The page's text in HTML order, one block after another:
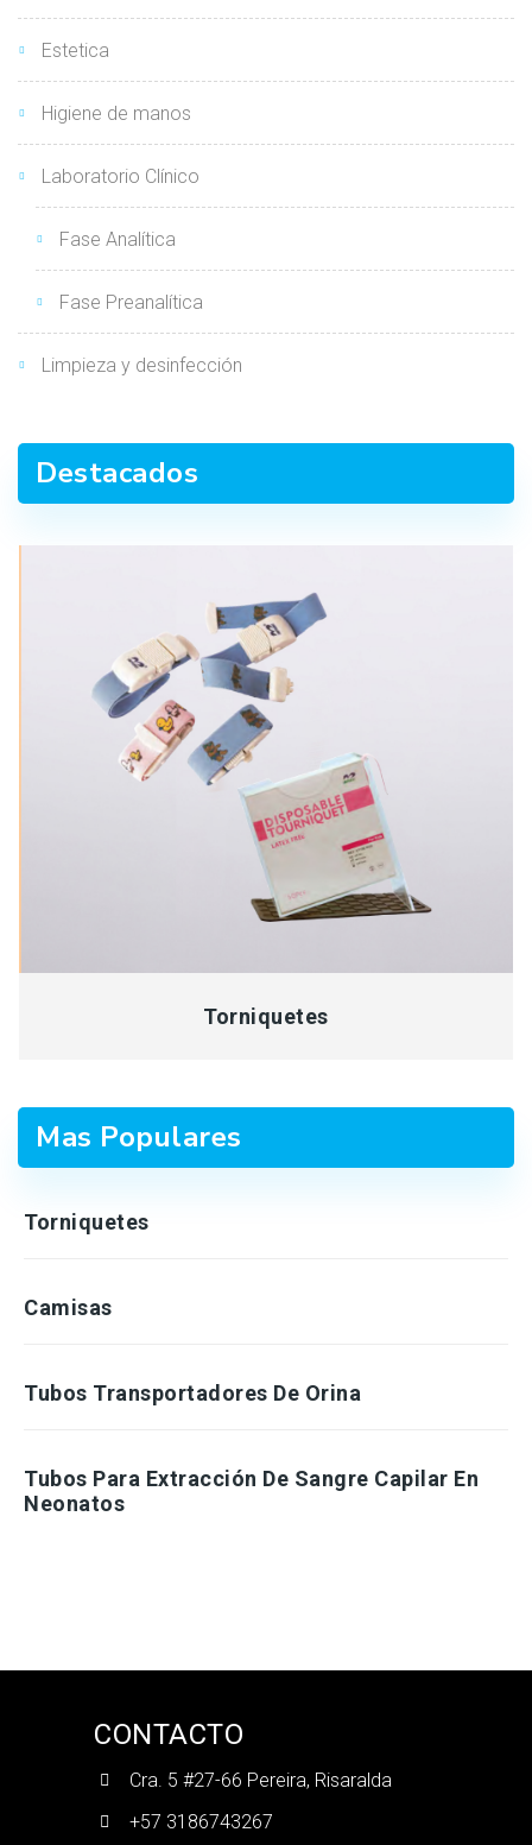
Estetica
Higiene de manos
Laboratorio Clínico
Fase Analítica
Fase Preanalítica
Limpieza y desinfección
Destacados
Torniquetes
Mas Populares
Torniquetes
Camisas
Tubos Transportadores De Orina
Tubos Para Extracción De Sangre Capilar En
Neonatos
CONTACTO
Cra. 5 #27-66 Pereira, Risaralda
+57 3186743267